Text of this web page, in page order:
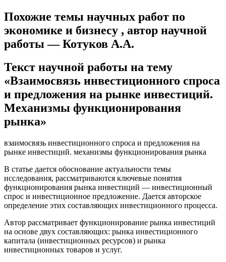
Похожие темы научных работ по
экономике и бизнесу , автор научной
работы — Котуков A.A.
Текст научной работы на тему
«Взаимосвязь инвестиционного спроса
и предложения на рынке инвестиций.
Механизмы функционирования
рынка»
взаимосвязь инвестиционного спроса и предложения на
рынке инвестиций. механизмы функционирования рынка
В статье дается обоснование актуальности темы
исследования, рассматриваются ключевые понятия
функционирования рынка инвестиций — инвестиционный
спрос и инвестиционное предложение. Дается авторское
определение этих составляющих инвестиционного процесса.
Автор рассматривает функционирование рынка инвестиций
на основе двух составляющих: рынка инвестиционного
капитала (инвестиционных ресурсов) и рынка
инвестиционных товаров и услуг.